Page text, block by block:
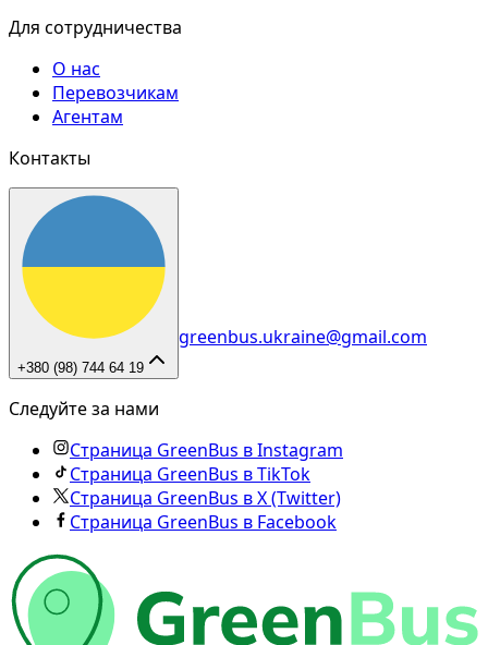
Для сотрудничества
О нас
Перевозчикам
Агентам
Контакты
+380 (98) 744 64 19
greenbus.ukraine@gmail.com
Следуйте за нами
Страница GreenBus в Instagram
Страница GreenBus в TikTok
Страница GreenBus в X (Twitter)
Страница GreenBus в Facebook